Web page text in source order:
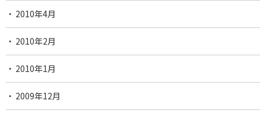
2010年4月
2010年2月
2010年1月
2009年12月